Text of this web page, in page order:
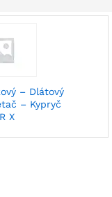
– Dlátový
– Kypryč
X